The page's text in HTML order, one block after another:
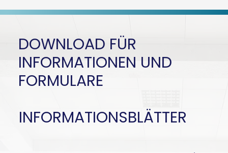
DOWNLOAD FÜR
INFORMATIONEN UND
FORMULARE
INFORMATIONSBLÄTTER